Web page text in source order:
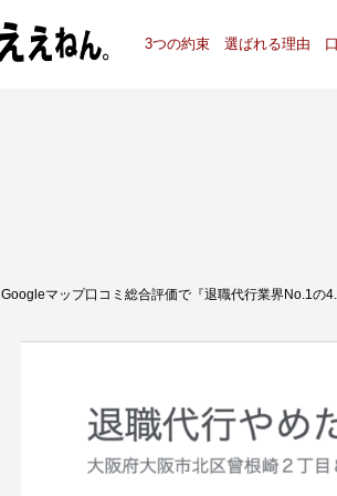
3つの約束 選ばれる理由
Googleマップ口コミ総合評価で『退職代行業界No.1の